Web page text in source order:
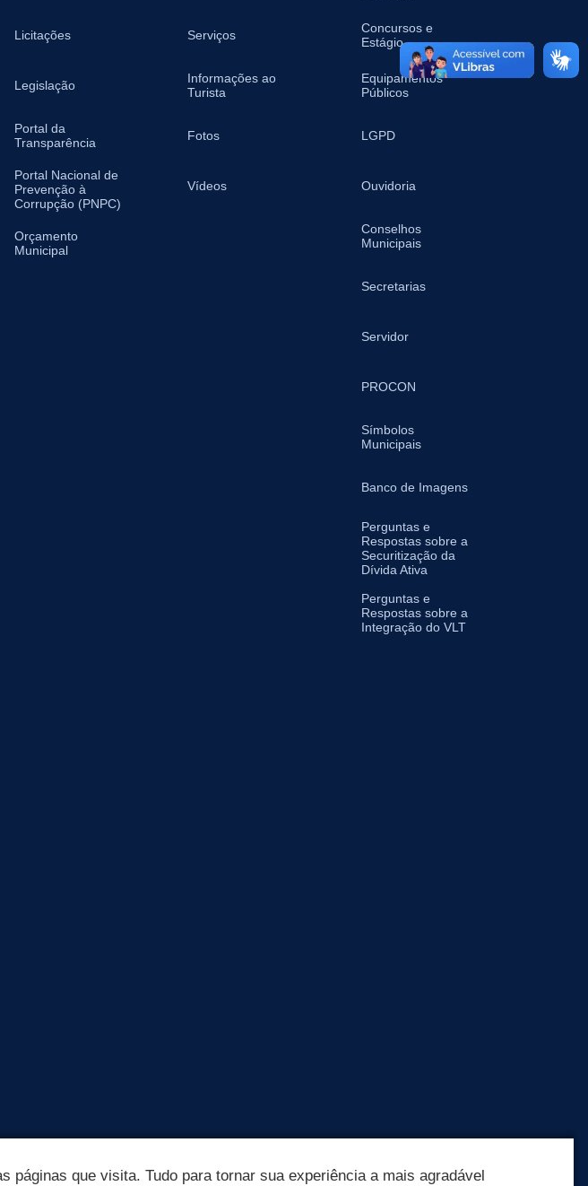
Licitações
Legislação
Portal da
Transparência
Portal Nacional de
Prevenção à
Corrupção (PNPC)
Orçamento
Municipal
Serviços
Informações ao
Turista
Fotos
Vídeos
Concursos e
Estágio
Equipamentos
Públicos
LGPD
Ouvidoria
Conselhos
Municipais
Secretarias
Servidor
PROCON
Símbolos
Municipais
Banco de Imagens
Perguntas e
Respostas sobre a
Securitização da
Dívida Ativa
Perguntas e
Respostas sobre a
Integração do VLT
que visita. Tudo para tornar sua experiência a mais agradável